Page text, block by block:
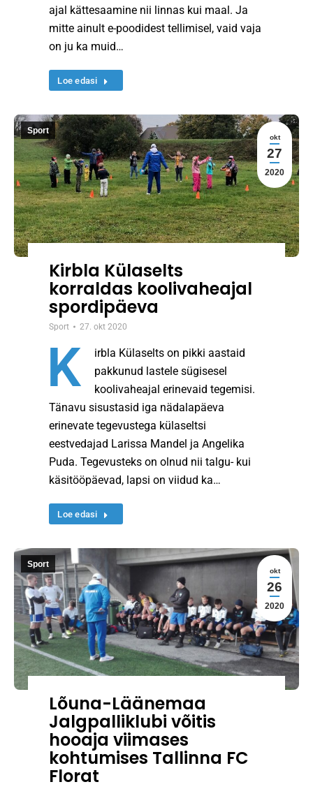
ajal kättesaamine nii linnas kui maal. Ja
mitte ainult e-poodidest tellimisel, vaid vaja
on ju ka muid…
Loe edasi
okt
27
2020
Sport
Kirbla Külaselts
korraldas koolivaheajal
spordipäeva
Sport 27. okt 2020
K
irbla Külaselts on pikki aastaid
pakkunud lastele sügisesel
koolivaheajal erinevaid tegemisi.
Tänavu sisustasid iga nädalapäeva
erinevate tegevustega külaseltsi
eestvedajad Larissa Mandel ja Angelika
Puda. Tegevusteks on olnud nii talgu- kui
käsitööpäevad, lapsi on viidud ka…
Loe edasi
okt
26
2020
Sport
Lõuna-Läänemaa
Jalgpalliklubi võitis
hooaja viimases
kohtumises Tallinna FC
Florat